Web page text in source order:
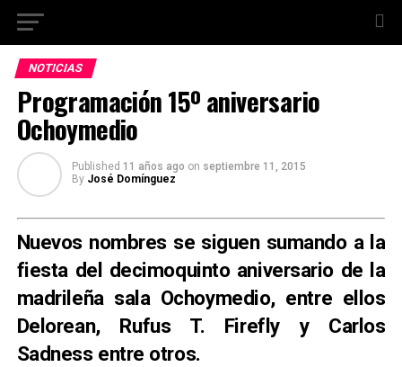
NOTICIAS
Programación 15º aniversario
Ochoymedio
Published 11 años ago on septiembre 11, 2015
By José Domínguez
Nuevos nombres se siguen sumando a la
fiesta del decimoquinto aniversario de la
madrileña sala Ochoymedio, entre ellos
Delorean, Rufus T. Firefly y Carlos
Sadness entre otros.